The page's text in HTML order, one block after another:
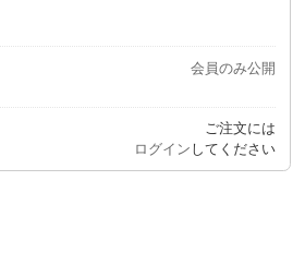
会員のみ公開
ご注文には
ログイン してください